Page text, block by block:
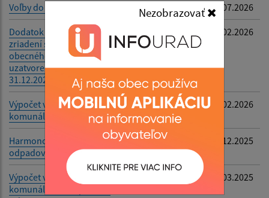
Nezobrazovať
Reset
Voľby do OSO a VÚC 2026 03.07.2026
Dodatok č.1 k Zmluve o
zriadení spoločného
obecného úradu
uzatvorenej dňa
31.12.2024
27.02.2026
Výpočet vytriedenia
komunálných odpadov
Ruská rok 2025 23.02.2026
Harmonogram vývozu
odpadov - rok 2026
Obec Ruská 18.12.2025
Výpočet vytriedenia
komunálneho odpadu za
04.03.2025